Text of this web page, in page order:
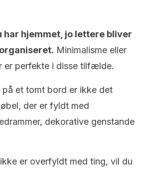
har hjemmet, jo lettere bliver
Minimalisme eller
er perfekte i disse tilfælde.
et tomt bord er ikke det
der er fyldt med
dekorative genstande
er overfyldt med ting, vil du